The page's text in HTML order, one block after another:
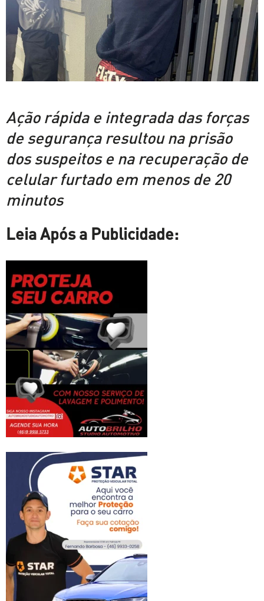
Ação rápida e integrada das forças
de segurança resultou na prisão
dos suspeitos e na recuperação de
celular furtado em menos de 20
minutos
Leia Após a Publicidade: